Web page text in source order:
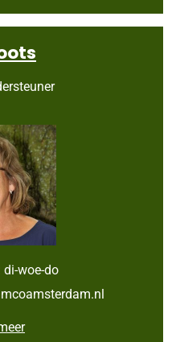
m
a
a
n
e
di-woe-do
L